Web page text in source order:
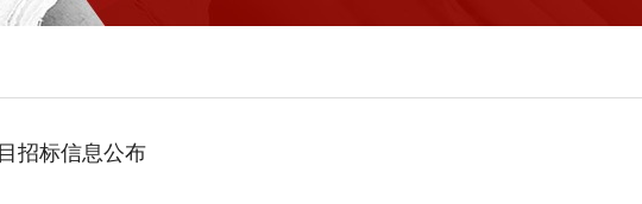
招标信息公布